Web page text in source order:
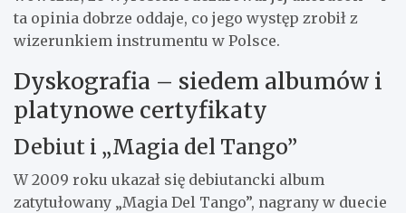
ta opinia dobrze oddaje, co jego występ zrobił z
wizerunkiem instrumentu w Polsce.
Dyskografia – siedem albumów i
platynowe certyfikaty
Debiut i „Magia del Tango”
W 2009 roku ukazał się debiutancki album
zatytułowany „Magia Del Tango”, nagrany w duecie